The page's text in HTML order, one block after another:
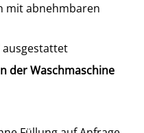
mit abnehmbaren
ausgestattet
der Waschmaschine